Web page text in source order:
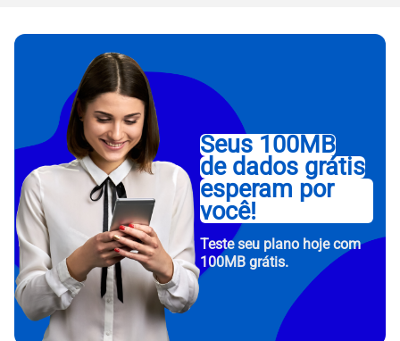
Seus 100MB
de dados grátis
esperam por
você!
Teste seu plano hoje com
100MB grátis.